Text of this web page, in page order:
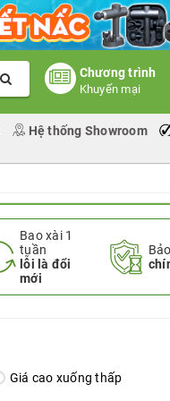
Chương trình
Khuyến mại
Hệ thống Showroom
Bao xài 1
tuần
lỗi là đổi
mới
Giá cao xuống thấp